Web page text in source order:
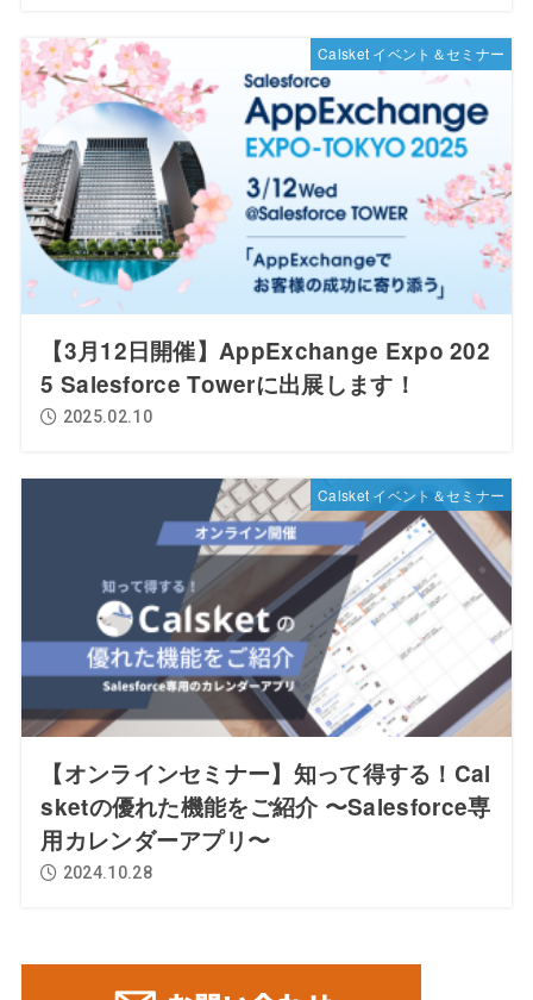
Calsket イベント＆セミナー
【3月12日開催】AppExchange Expo 202
5 Salesforce Towerに出展します！
2025.02.10
Calsket イベント＆セミナー
【オンラインセミナー】知って得する！Cal
sketの優れた機能をご紹介 〜Salesforce専
用カレンダーアプリ〜
2024.10.28